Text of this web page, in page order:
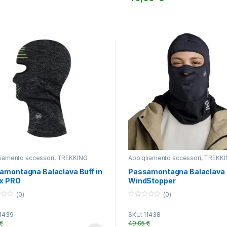
Questo prodotto ha più
accessori, TREKKING
Balaclava Buff in
PRO
(0)
€
Abbigliamento accessori,
Passamontagna Balaclava
WindStopper
u
(0)
SKU: 11438
49,95€